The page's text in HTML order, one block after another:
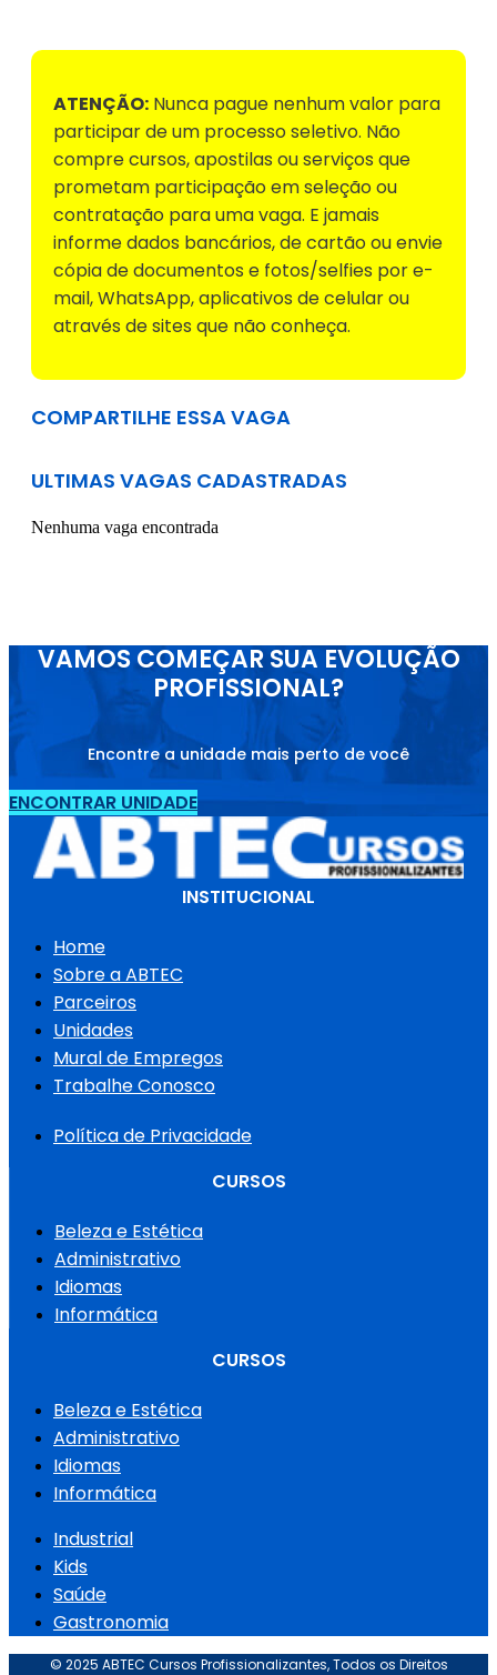
ATENÇÃO: Nunca pague nenhum valor para
participar de um processo seletivo. Não
compre cursos, apostilas ou serviços que
prometam participação em seleção ou
contratação para uma vaga. E jamais
informe dados bancários, de cartão ou envie
cópia de documentos e fotos/selfies por e-
mail, WhatsApp, aplicativos de celular ou
através de sites que não conheça.
COMPARTILHE ESSA VAGA
ULTIMAS VAGAS CADASTRADAS
Nenhuma vaga encontrada
VAMOS COMEÇAR SUA EVOLUÇÃO
PROFISSIONAL?
Encontre a unidade mais perto de você
ENCONTRAR UNIDADE
INSTITUCIONAL
Home
Sobre a ABTEC
Parceiros
Unidades
Mural de Empregos
Trabalhe Conosco
Política de Privacidade
CURSOS
Beleza e Estética
Administrativo
Idiomas
Informática
CURSOS
Beleza e Estética
Administrativo
Idiomas
Informática
Industrial
Kids
Saúde
Gastronomia
© 2025 ABTEC Cursos Profissionalizantes, Todos os Direitos